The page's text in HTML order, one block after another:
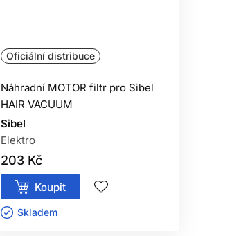
Oficiální distribuce
Náhradní MOTOR filtr pro Sibel
HAIR VACUUM
Sibel
Elektro
203 Kč
Koupit
Skladem ㅤ